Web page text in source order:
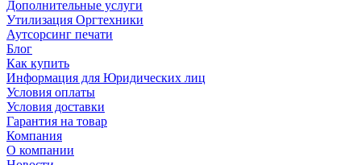
Дополнительные услуги
Утилизация Оргтехники
Аутсорсинг печати
Блог
Как купить
Информация для Юридических лиц
Условия оплаты
Условия доставки
Гарантия на товар
Компания
О компании